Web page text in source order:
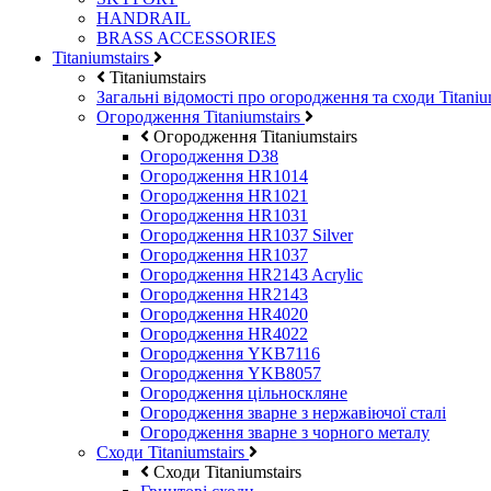
HANDRAIL
BRASS ACCESSORIES
Titaniumstairs
Titaniumstairs
Загальні відомості про огородження та сходи
Огородження Titaniumstairs
Огородження Titaniumstairs
Огородження D38
Огородження HR1014
Огородження HR1021
Огородження HR1031
Огородження HR1037 Silver
Огородження HR1037
Огородження HR2143 Acrylic
Огородження HR2143
Огородження HR4020
Огородження HR4022
Огородження YKB7116
Огородження YKB8057
Огородження цільноскляне
Огородження зварне з нержавіючої сталі
Огородження зварне з чорного металу
Сходи Titaniumstairs
Сходи Titaniumstairs